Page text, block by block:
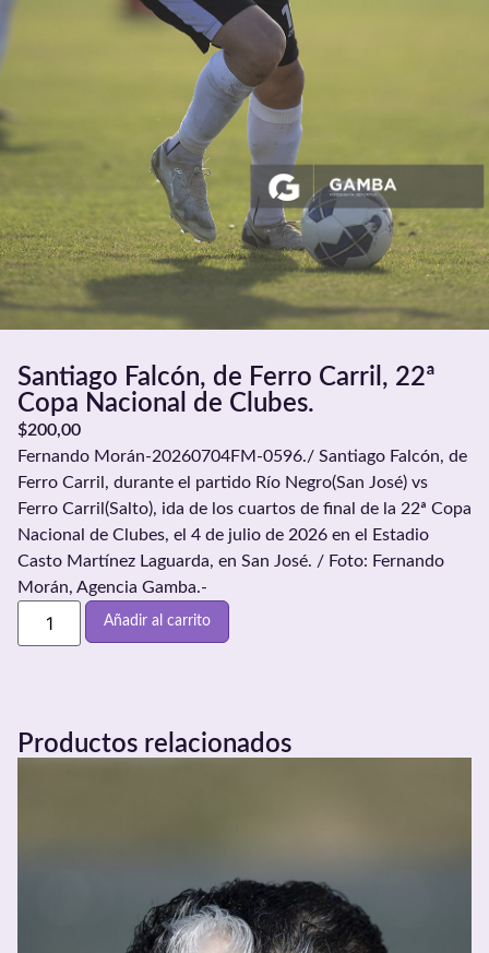
Santiago Falcón, de Ferro Carril, 22ª
Copa Nacional de Clubes.
$200,00
Fernando Morán-20260704FM-0596./ Santiago Falcón, de
Ferro Carril, durante el partido Río Negro(San José) vs
Ferro Carril(Salto), ida de los cuartos de final de la 22ª Copa
Nacional de Clubes, el 4 de julio de 2026 en el Estadio
Casto Martínez Laguarda, en San José. / Foto: Fernando
Morán, Agencia Gamba.-
Añadir al carrito
Productos relacionados